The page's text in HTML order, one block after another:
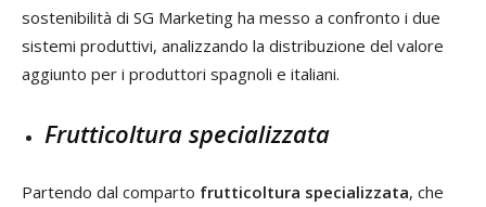
sostenibilità di SG Marketing ha messo a confronto i due
sistemi produttivi, analizzando la distribuzione del valore
aggiunto per i produttori spagnoli e italiani.
Frutticoltura specializzata
Partendo dal comparto frutticoltura specializzata, che